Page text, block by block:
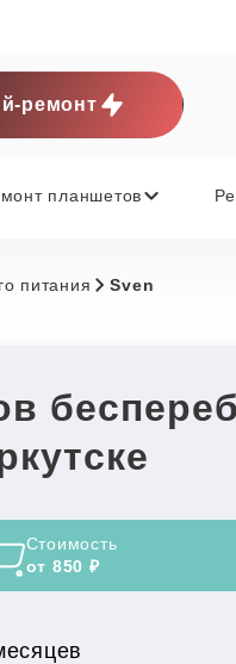
ремонт
планшетов
питания Sven
Стоимость
от 850 ₽